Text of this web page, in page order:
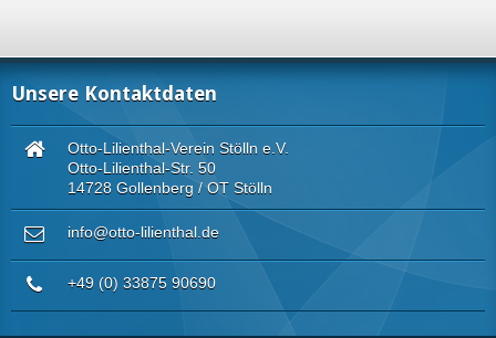
Unsere Kontaktdaten
Otto-Lilienthal-Verein Stölln e.V.
Otto-Lilienthal-Str. 50
14728 Gollenberg / OT Stölln
info@otto-lilienthal.de
+49 (0) 33875 90690